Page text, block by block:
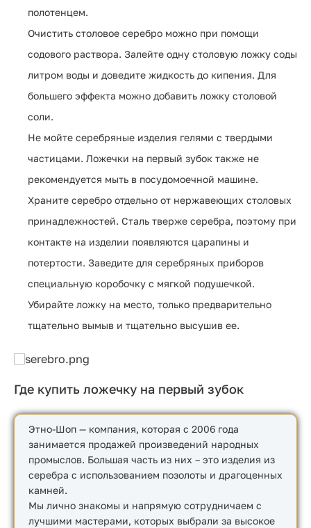
полотенцем.
Очистить столовое серебро можно при помощи
содового раствора. Залейте одну столовую ложку соды
литром воды и доведите жидкость до кипения. Для
большего эффекта можно добавить ложку столовой
соли.
Не мойте серебряные изделия гелями с твердыми
частицами. Ложечки на первый зубок также не
рекомендуется мыть в посудомоечной машине.
Храните серебро отдельно от нержавеющих столовых
принадлежностей. Сталь тверже серебра, поэтому при
контакте на изделии появляются царапины и
потертости. Заведите для серебряных приборов
специальную коробочку с мягкой подушечкой.
Убирайте ложку на место, только предварительно
тщательно вымыв и тщательно высушив ее.
Где купить ложечку на первый зубок
Этно-Шоп — компания, которая с 2006 года
занимается продажей произведений народных
промыслов. Большая часть из них – это изделия из
серебра с использованием позолоты и драгоценных
камней.
Мы лично знакомы и напрямую сотрудничаем с
лучшими мастерами, которых выбрали за высокое